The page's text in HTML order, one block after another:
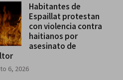
Habitantes de
Espaillat protestan
con violencia contra
haitianos por
asesinato de
6, 2026